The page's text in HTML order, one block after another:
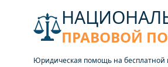
ПРАВОВОЙ
Юридическая помощь на бесплатной